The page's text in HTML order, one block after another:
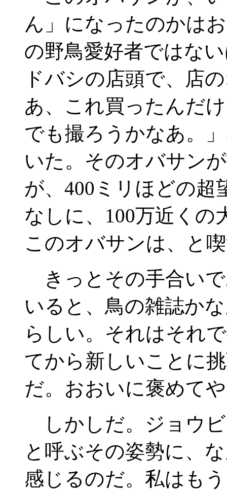
ん」になったのかは
の野鳥愛好者ではな
ドバシの店頭で、店
あ、これ買ったんだ
でも撮ろうかなあ。
いた。そのオバサン
が、400ミリほどの超
なしに、100万近くの
このオバサンは、と
きっとその手合い
いると、鳥の雑誌か
らしい。それはそれ
てから新しいことに
だ。おおいに褒めて
しかしだ。ジョウ
と呼ぶその姿勢に、
感じるのだ。私はも